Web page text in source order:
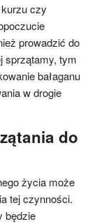
czy
prowadzić do
sprzątamy, tym
bałaganu
w drogie
do
życia może
tej czynności.
będzie